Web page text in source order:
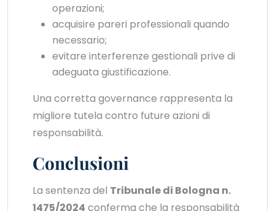
operazioni;
acquisire pareri professionali quando
necessario;
evitare interferenze gestionali prive di
adeguata giustificazione.
Una corretta governance rappresenta la
migliore tutela contro future azioni di
responsabilità.
Conclusioni
La sentenza del Tribunale di Bologna n.
1475/2024 conferma che la responsabilità